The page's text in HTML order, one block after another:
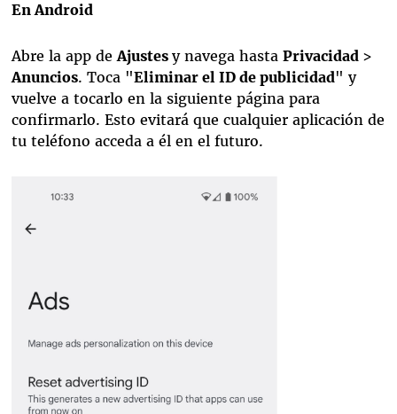
En Android
Abre la app deAjustes y navega hasta Privacidad >
Anuncios. Toca "Eliminar el ID de publicidad" y
vuelve a tocarlo en la siguiente página para
confirmarlo. Esto evitará que cualquier aplicación de
tu teléfono acceda a él en el futuro.